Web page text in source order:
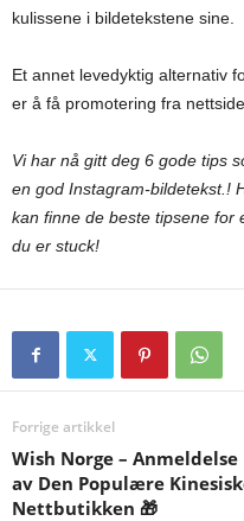
kulissene i bildetekstene sine.
Et annet levedyktig alternativ
er å få promotering fra
Vi har nå gitt deg 6 gode tips
en god Instagram-bildetekst.!
kan finne de beste tipsene for
du er stuck!
Forrige artikkel
Wish Norge – Anmeldelse
av Den Populære
Nettbutikken 🎁